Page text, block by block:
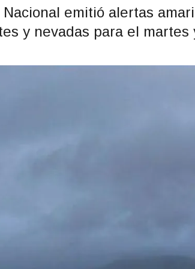
emitió alertas
y nevadas para el martes